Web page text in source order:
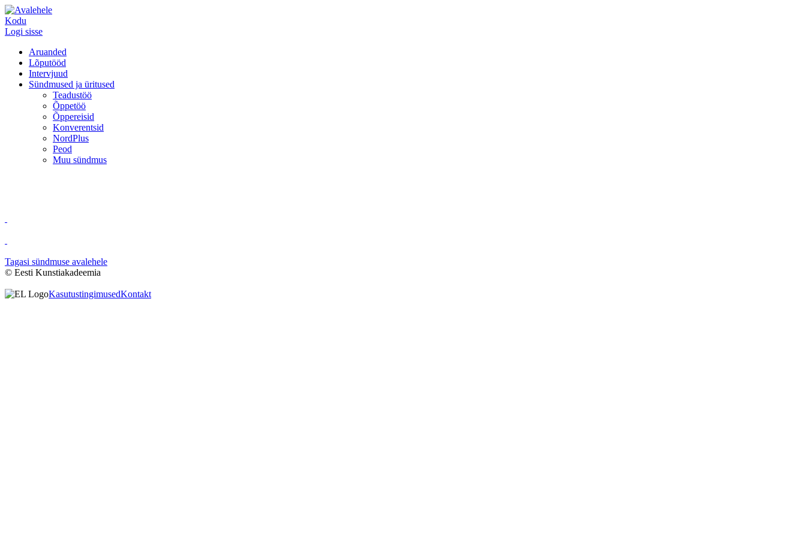
Kodu
Logi sisse
Aruanded
Lõputööd
Intervjuud
Sündmused ja üritused
Teadustöö
Õppetöö
Õppereisid
Konverentsid
NordPlus
Peod
Muu sündmus
Tagasi sündmuse avalehele
© Eesti Kunstiakadeemia
KasutustingimusedKontakt